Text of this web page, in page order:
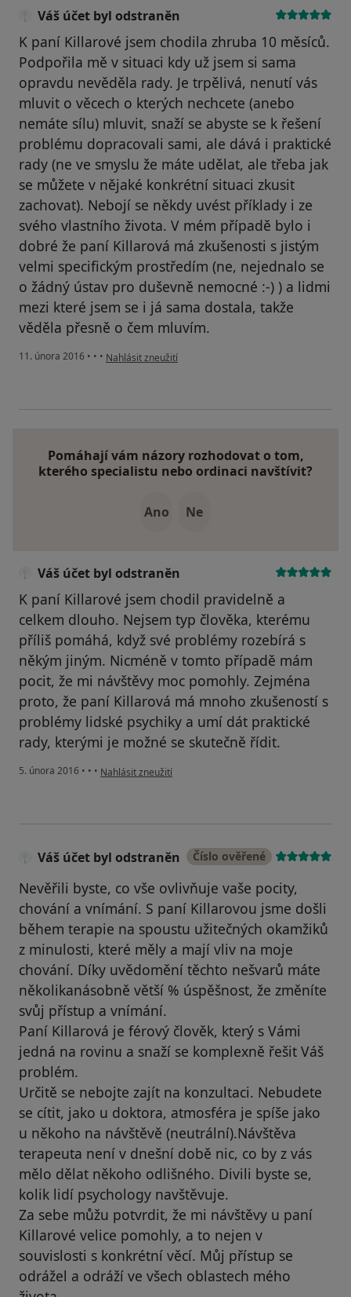
Váš účet byl odstraněn
K paní Killarové jsem chodila zhruba 10 měsíců.
Podpořila mě v situaci kdy už jsem si sama
opravdu nevěděla rady. Je trpělivá, nenutí vás
mluvit o věcech o kterých nechcete (anebo
nemáte sílu) mluvit, snaží se abyste se k řešení
problému dopracovali sami, ale dává i praktické
rady (ne ve smyslu že máte udělat, ale třeba jak
se můžete v nějaké konkrétní situaci zkusit
zachovat). Nebojí se někdy uvést příklady i ze
svého vlastního života. V mém případě bylo i
dobré že paní Killarová má zkušenosti s jistým
velmi specifickým prostředím (ne, nejednalo se
o žádný ústav pro duševně nemocné :-) ) a lidmi
mezi které jsem se i já sama dostala, takže
věděla přesně o čem mluvím.
11. února 2016 • • • podle názoru uživatele Váš účet byl odstraněn
Nahlásit zneužití
Pomáhají vám názory rozhodovat o tom,
kterého specialistu nebo ordinaci navštívit?
Ano Ne
Váš účet byl odstraněn
K paní Killarové jsem chodil pravidelně a
celkem dlouho. Nejsem typ člověka, kterému
příliš pomáhá, když své problémy rozebírá s
někým jiným. Nicméně v tomto případě mám
pocit, že mi návštěvy moc pomohly. Zejména
proto, že paní Killarová má mnoho zkušeností s
problémy lidské psychiky a umí dát praktické
rady, kterými je možné se skutečně řídit.
5. února 2016 • • • podle názoru uživatele Váš účet byl odstraněn
Nahlásit zneužití
Váš účet byl odstraněn Číslo ověřené
Nevěřili byste, co vše ovlivňuje vaše pocity,
chování a vnímání. S paní Killarovou jsme došli
během terapie na spoustu užitečných okamžiků
z minulosti, které měly a mají vliv na moje
chování. Díky uvědomění těchto nešvarů máte
několikanásobně větší % úspěšnost, že změníte
svůj přístup a vnímání.
Paní Killarová je férový člověk, který s Vámi
jedná na rovinu a snaží se komplexně řešit Váš
problém.
Určitě se nebojte zajít na konzultaci. Nebudete
se cítit, jako u doktora, atmosféra je spíše jako
u někoho na návštěvě (neutrální).Návštěva
terapeuta není v dnešní době nic, co by z vás
mělo dělat někoho odlišného. Divili byste se,
kolik lidí psychology navštěvuje.
Za sebe můžu potvrdit, že mi návštěvy u paní
Killarové velice pomohly, a to nejen v
souvislosti s konkrétní věcí. Můj přístup se
odrážel a odráží ve všech oblastech mého